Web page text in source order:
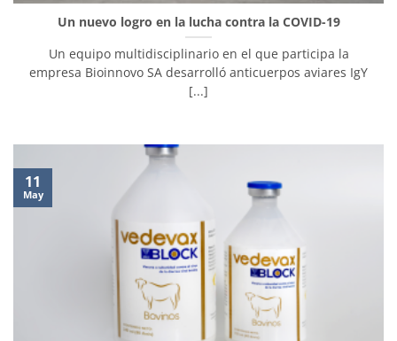
Un nuevo logro en la lucha contra la COVID-19
Un equipo multidisciplinario en el que participa la
empresa Bioinnovo SA desarrolló anticuerpos aviares IgY
[...]
11
May